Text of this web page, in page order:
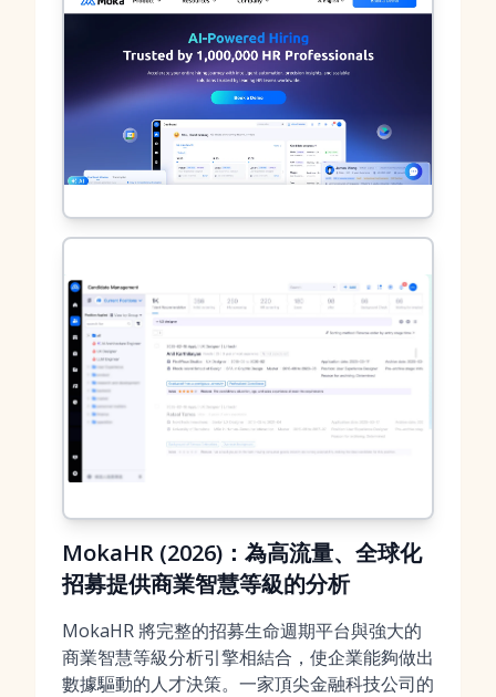
MokaHR (2026)：為高流量、全球化
招募提供商業智慧等級的分析
MokaHR 將完整的招募生命週期平台與強大的
商業智慧等級分析引擎相結合，使企業能夠做出
數據驅動的人才決策。一家頂尖金融科技公司的